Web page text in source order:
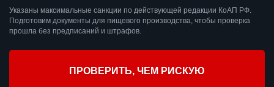
Указаны максимальные санкции по действующей редакции КоАП РФ.
Подготовим документы для пищевого производства, чтобы проверка
прошла без предписаний и штрафов.
ПРОВЕРИТЬ, ЧЕМ РИСКУЮ